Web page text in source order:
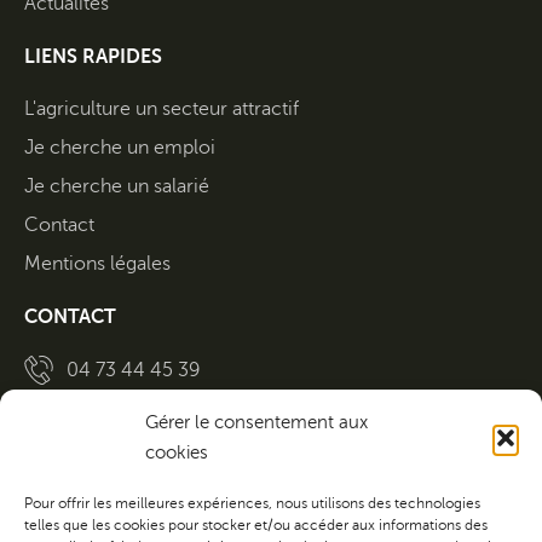
Gérer le consentement aux
cookies
Pour offrir les meilleures expériences, nous utilisons des technologies
telles que les cookies pour stocker et/ou accéder aux informations des
LIENS RAPIDES
L'agriculture un secteur attractif
Je cherche un emploi
Je cherche un salarié
Contact
Mentions légales
CONTACT
04 73 44 45 39
Nous écrire
8h30-12h30 / 13h30-17h